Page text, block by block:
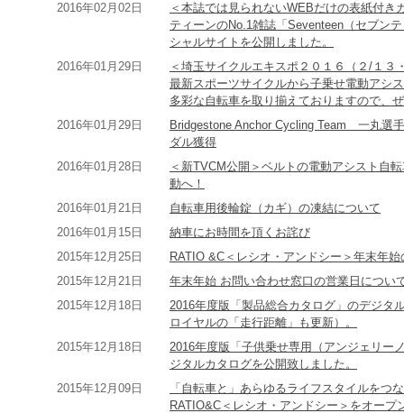
2016年02月02日
＜本誌では見られないWEBだけの表紙付き
ティーンのNo.1雑誌「Seventeen（セブン
シャルサイトを公開しました。
2016年01月29日
＜埼玉サイクルエキスポ２０１６（２/１３
最新スポーツサイクルから子乗せ電動アシ
多彩な自転車を取り揃えておりますので、
2016年01月29日
Bridgestone Anchor Cycling Team 一丸選
ダル獲得
2016年01月28日
＜新TVCM公開＞ベルトの電動アシスト自
動へ！
2016年01月21日
自転車用後輪錠（カギ）の凍結について
2016年01月15日
納車にお時間を頂くお詫び
2015年12月25日
RATIO &C＜レシオ・アンドシー＞年末年
2015年12月21日
年末年始 お問い合わせ窓口の営業日につい
2015年12月18日
2016年度版「製品総合カタログ」のデジタ
ロイヤルの「走行距離」も更新）。
2015年12月18日
2016年度版「子供乗せ専用（アンジェリー
ジタルカタログを公開致しました。
2015年12月09日
「自転車と」あらゆるライフスタイルをつ
RATIO&C＜レシオ・アンドシー＞をオープ